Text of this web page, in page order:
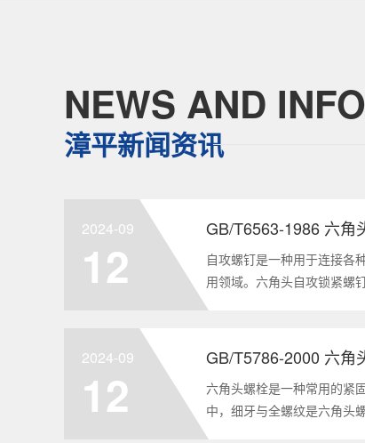
NEWS AND
漳平新闻资讯
2024-09
12
GB/T6563-1986 六角
自攻螺钉是一种用于连接各
用领域。六角头自攻锁紧螺
GB/T6563-1986标准。本文
2024-09
12
六角头螺栓是一种常用的紧
中，细牙与全螺纹是六角头
要性和特点两个方面，对